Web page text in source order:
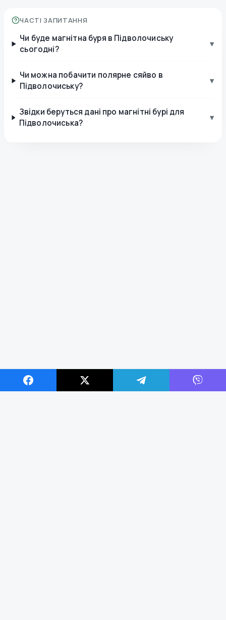
ЧАСТІ ЗАПИТАННЯ
Чи буде магнітна буря в Підволочиську
сьогодні?
▾
Чи можна побачити полярне сяйво в
Підволочиську?
▾
Звідки беруться дані про магнітні бурі для
Підволочиська?
▾